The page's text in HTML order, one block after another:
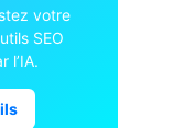
votre
SEO
l’IA.